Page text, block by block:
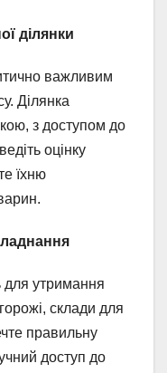
ділянки
важливим
Ділянка
з доступом до
оцінку
їхню
для утримання
склади для
правильну
доступ до